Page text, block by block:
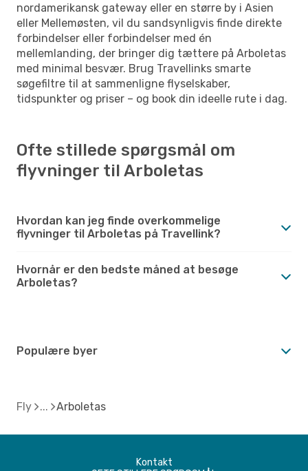
nordamerikansk gateway eller en større by i Asien
eller Mellemøsten, vil du sandsynligvis finde direkte
forbindelser eller forbindelser med én
mellemlanding, der bringer dig tættere på Arboletas
med minimal besvær. Brug Travellinks smarte
søgefiltre til at sammenligne flyselskaber,
tidspunkter og priser – og book din ideelle rute i dag.
Ofte stillede spørgsmål om
flyvninger til Arboletas
Hvordan kan jeg finde overkommelige
flyvninger til Arboletas på Travellink?
Hvornår er den bedste måned at besøge
Arboletas?
Populære byer
Fly Arboletas
Kontakt